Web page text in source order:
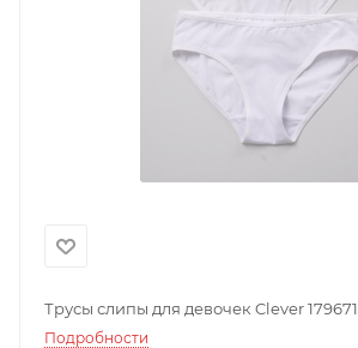
Трусы слипы для девочек Clever 179671
Подробности